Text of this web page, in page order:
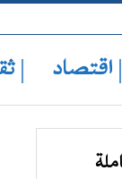
| اقتصاد |